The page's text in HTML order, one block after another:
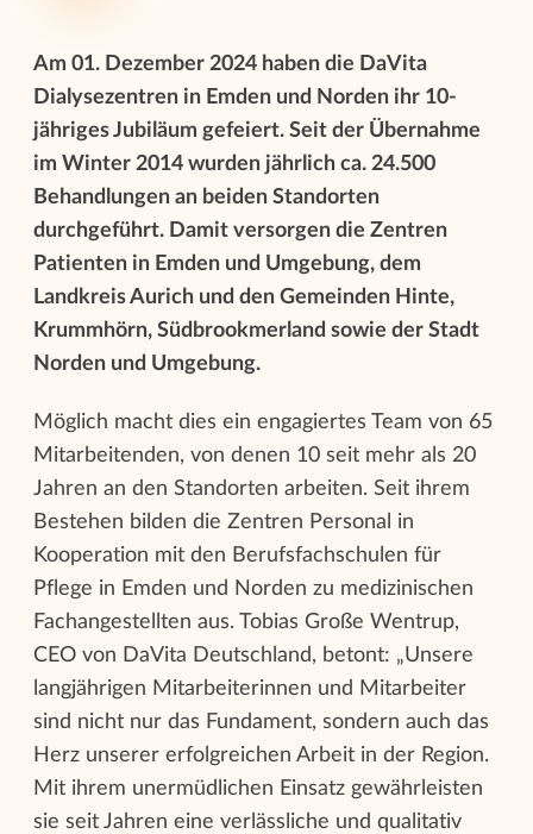
Am 01. Dezember 2024 haben die DaVita
Dialysezentren in Emden und Norden ihr 10-
jähriges Jubiläum gefeiert. Seit der Übernahme
im Winter 2014 wurden jährlich ca. 24.500
Behandlungen an beiden Standorten
durchgeführt. Damit versorgen die Zentren
Patienten in Emden und Umgebung, dem
Landkreis Aurich und den Gemeinden Hinte,
Krummhörn, Südbrookmerland sowie der Stadt
Norden und Umgebung.
Möglich macht dies ein engagiertes Team von 65
Mitarbeitenden, von denen 10 seit mehr als 20
Jahren an den Standorten arbeiten. Seit ihrem
Bestehen bilden die Zentren Personal in
Kooperation mit den Berufsfachschulen für
Pflege in Emden und Norden zu medizinischen
Fachangestellten aus. Tobias Große Wentrup,
CEO von DaVita Deutschland, betont: „Unsere
langjährigen Mitarbeiterinnen und Mitarbeiter
sind nicht nur das Fundament, sondern auch das
Herz unserer erfolgreichen Arbeit in der Region.
Mit ihrem unermüdlichen Einsatz gewährleisten
sie seit Jahren eine verlässliche und qualitativ